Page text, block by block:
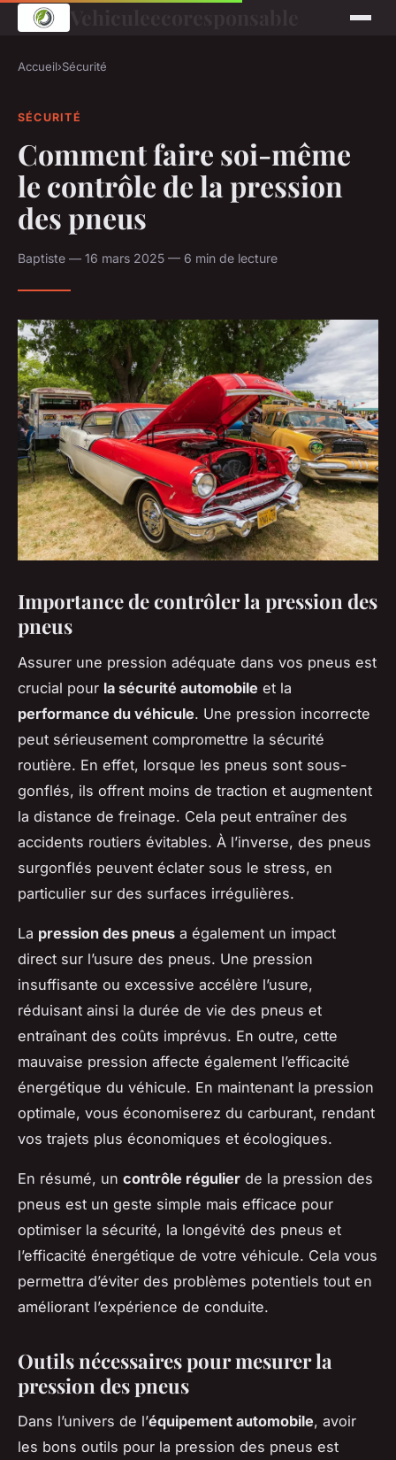
Accueil›Sécurité
SÉCURITÉ
Comment faire soi-même
le contrôle de la pression
des pneus
Baptiste — 16 mars 2025 — 6 min de lecture
Importance de contrôler la pression des
pneus
Assurer une pression adéquate dans vos pneus est
crucial pour la sécurité automobile et la
performance du véhicule. Une pression incorrecte
peut sérieusement compromettre la sécurité
routière. En effet, lorsque les pneus sont sous-
gonflés, ils offrent moins de traction et augmentent
la distance de freinage. Cela peut entraîner des
accidents routiers évitables. À l’inverse, des pneus
surgonflés peuvent éclater sous le stress, en
particulier sur des surfaces irrégulières.
La pression des pneus a également un impact
direct sur l’usure des pneus. Une pression
insuffisante ou excessive accélère l’usure,
réduisant ainsi la durée de vie des pneus et
entraînant des coûts imprévus. En outre, cette
mauvaise pression affecte également l’efficacité
énergétique du véhicule. En maintenant la pression
optimale, vous économiserez du carburant, rendant
vos trajets plus économiques et écologiques.
En résumé, un contrôle régulier de la pression des
pneus est un geste simple mais efficace pour
optimiser la sécurité, la longévité des pneus et
l’efficacité énergétique de votre véhicule. Cela vous
permettra d’éviter des problèmes potentiels tout en
améliorant l’expérience de conduite.
Outils nécessaires pour mesurer la
pression des pneus
Dans l’univers de l’équipement automobile, avoir
les bons outils pour la pression des pneus est